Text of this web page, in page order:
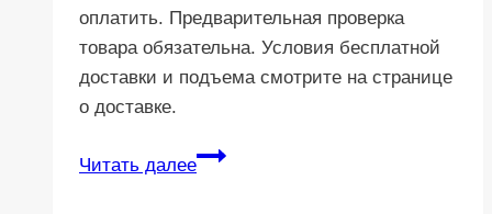
оплатить. Предварительная проверка
товара обязательна. Условия бесплатной
доставки и подъема смотрите на странице
о доставке.
Читать далее
Как